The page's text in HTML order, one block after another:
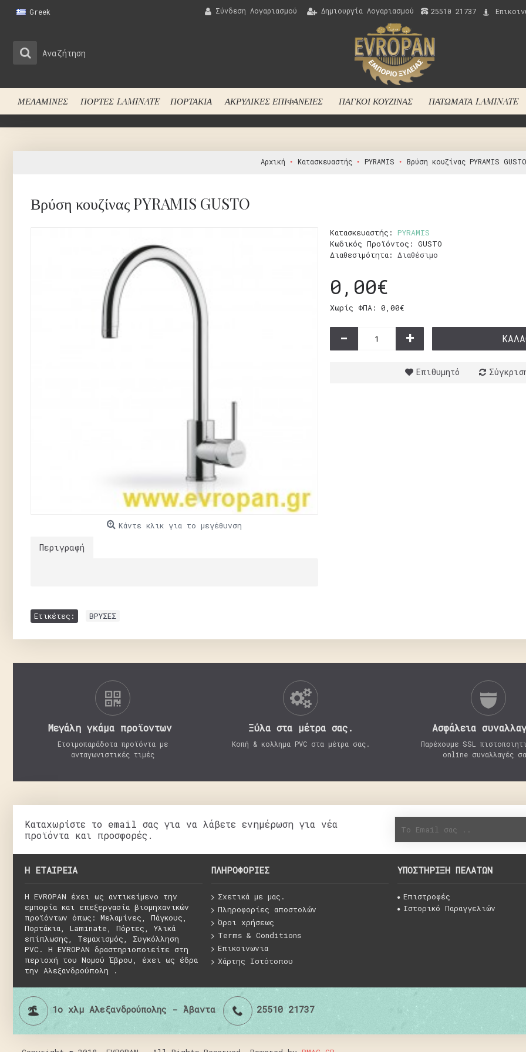
Σύνδεση Λογαριασμού Δημιουργία Λογαριασμού 25510 21737
Greek
ΜΕΛΑΜΙΝΕΣ ΠΟΡΤΕΣ LAMINATE ΠΟΡΤΑΚΙΑ ΑΚΡΥΛΙΚΈΣ ΕΠΙΦΆΝΕΙΈΣ ΠΆΓΚΟΙ ΚΟΥΖΊΝΑΣ ΠΑΤΏΜΑΤΑ LAMINATE
Αρχική Κατασκευαστής PYRAMIS Βρύση κουζίνας PYRAMIS GUSTO
Βρύση κουζίνας PYRAMIS GUSTO
Κάντε κλικ για το μεγέθυνση
Περιγραφή
Κατασκευαστής: PYRAMIS
Κωδικός Προϊόντος: GUSTO
Διαθεσιμότητα: Διαθέσιμο
0,00€
Χωρίς ΦΠΑ: 0,00€
- +
Επιθυμητό
Ετικέτες: ΒΡΥΣΕΣ
Μεγάλη γκάμα προϊοντων
Ετοιμοπαράδοτα προϊόντα με
ανταγωνιστικές τιμές
Ξύλα στα μέτρα σας.
Κοπή & κολλημα PVC στα μέτρα σας.
Aσφάλεια
Παρέχουμε SSL
online συναλλαγές
Καταχωρίστε το email σας για να λάβετε ενημέρωση για νέα
προϊόντα και προσφορές.
H ΕΤΑΙΡΕΊΑ
Η EVROPAN έχει ως αντικείμενο την
εμπορία και επεξεργασία βιομηχανικών
προϊόντων όπως: Μελαμίνες, Πάγκους,
Πορτάκια, Laminate, Πόρτες, Υλικά
επίπλωσης, Τεμαχισμός, Συγκόλληση
PVC. H EVROPAN δραστηριοποιείτε στη
περιοχή του Νομού Έβρου, έχει ως έδρα
την Αλεξανδρούπολη .
ΠΛΗΡΟΦΟΡΊΕΣ
Σχετικά με μας.
Πληροφορίες αποστολών
Όροι χρήσεως
Terms & Conditions
Επικοινωνια
Χάρτης Ιστότοπου
ΥΠΟΣΤΗΡΙΞΗ ΠΕΛΑΤΏΝ
Επιστροφές
Ιστορικό Παραγγελιών
1ο χλμ Αλεξανδρούπολης - Άβαντα 25510 21737